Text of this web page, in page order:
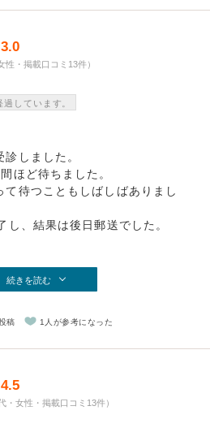
3.0
性・掲載口コミ13件）
しています。
しました。
ほど待ちました。
て待つこともしばしばありまし
、結果は後日郵送でした。
続きを読む
稿 1人が参考になった
4.5
・女性・掲載口コミ13件）